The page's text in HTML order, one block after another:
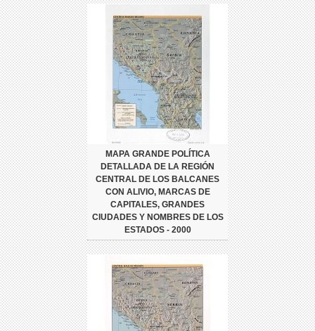
MAPA GRANDE POLÍTICA
DETALLADA DE LA REGIÓN
CENTRAL DE LOS BALCANES
CON ALIVIO, MARCAS DE
CAPITALES, GRANDES
CIUDADES Y NOMBRES DE LOS
ESTADOS - 2000